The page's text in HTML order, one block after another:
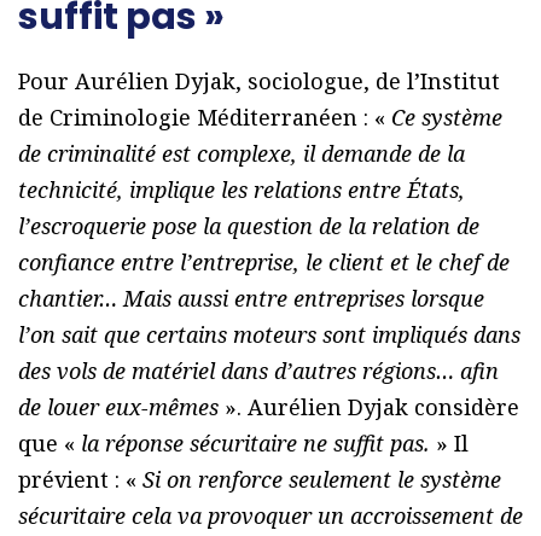
suffit pas »
Pour Aurélien Dyjak, sociologue, de l’Institut
de Criminologie Méditerranéen : « Ce système
de criminalité est complexe, il demande de la
technicité, implique les relations entre États,
l’escroquerie pose la question de la relation de
confiance entre l’entreprise, le client et le chef de
chantier… Mais aussi entre entreprises lorsque
l’on sait que certains moteurs sont impliqués dans
des vols de matériel dans d’autres régions… afin
de louer eux-mêmes ». Aurélien Dyjak considère
que « la réponse sécuritaire ne suffit pas. » Il
prévient : « Si on renforce seulement le système
sécuritaire cela va provoquer un accroissement de